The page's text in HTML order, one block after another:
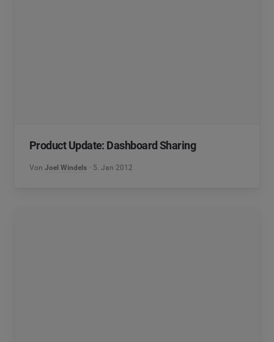
Product Update: Dashboard Sharing
Von Joel Windels 5. Jan 2012